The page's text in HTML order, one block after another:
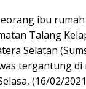
ibu
Talang
Selatan
tergantung
(16/02/